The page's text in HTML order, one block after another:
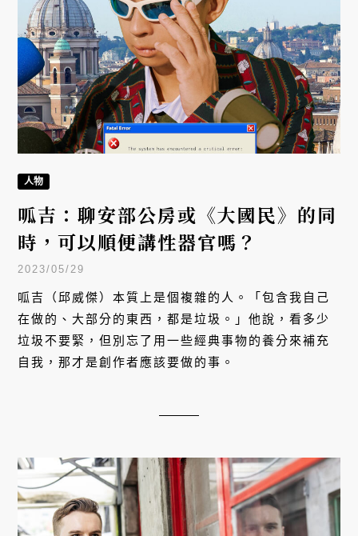
人物
呱吉：聊安部公房或《大國民》的同
時，可以順便講性器官嗎？
呱吉（邱威傑）本質上是個複雜的人。「包含我自己
在做的、大部分的東西，都是垃圾。」他說，看多少
垃圾不要緊，但別忘了用一些經典事物的養分來補充
自我，那才是創作者應該要做的事。